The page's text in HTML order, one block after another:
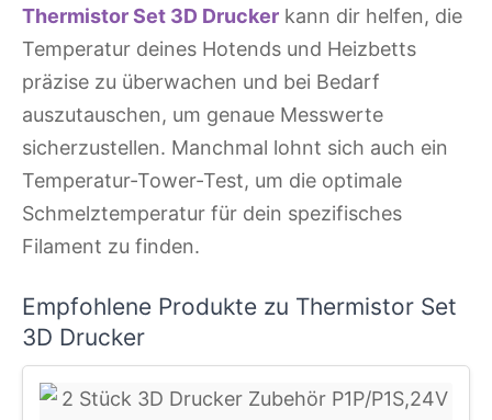
Thermistor Set 3D Drucker kann dir helfen, die
Temperatur deines Hotends und Heizbetts
präzise zu überwachen und bei Bedarf
auszutauschen, um genaue Messwerte
sicherzustellen. Manchmal lohnt sich auch ein
Temperatur-Tower-Test, um die optimale
Schmelztemperatur für dein spezifisches
Filament zu finden.
Empfohlene Produkte zu Thermistor Set
3D Drucker